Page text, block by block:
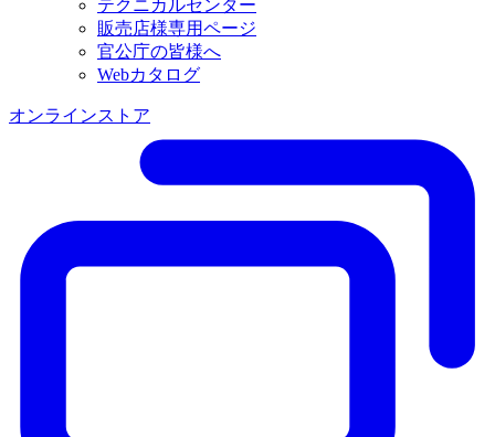
テクニカルセンター
販売店様専用ページ
官公庁の皆様へ
Webカタログ
オンラインストア